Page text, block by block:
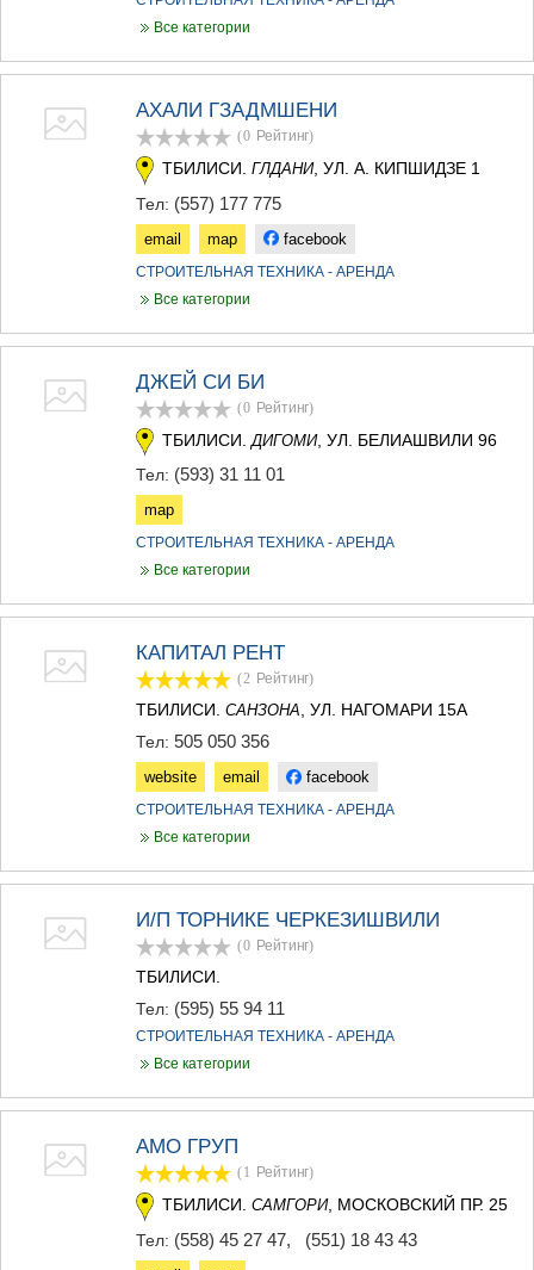
Все категории
АХАЛИ ГЗАДМШЕНИ
(0 Рейтинг)
ТБИЛИСИ. ГЛДАНИ, УЛ. А. КИПШИДЗЕ 1
Тел: (557) 177 775
email map facebook
СТРОИТЕЛЬНАЯ ТЕХНИКА - АРЕНДА
Все категории
ДЖЕЙ СИ БИ
(0 Рейтинг)
ТБИЛИСИ. ДИГОМИ, УЛ. БЕЛИАШВИЛИ 96
Тел: (593) 31 11 01
map
СТРОИТЕЛЬНАЯ ТЕХНИКА - АРЕНДА
Все категории
КАПИТАЛ РЕНТ
(2 Рейтинг)
ТБИЛИСИ. САНЗОНА , УЛ. НАГОМАРИ 15А
Тел: 505 050 356
website email facebook
СТРОИТЕЛЬНАЯ ТЕХНИКА - АРЕНДА
Все категории
И/П ТОРНИКЕ ЧЕРКЕЗИШВИЛИ
(0 Рейтинг)
ТБИЛИСИ.
Тел: (595) 55 94 11
СТРОИТЕЛЬНАЯ ТЕХНИКА - АРЕНДА
Все категории
АМО ГРУП
(1 Рейтинг)
ТБИЛИСИ. САМГОРИ, МОСКОВСКИЙ ПР. 25
Тел: (558) 45 27 47, (551) 18 43 43